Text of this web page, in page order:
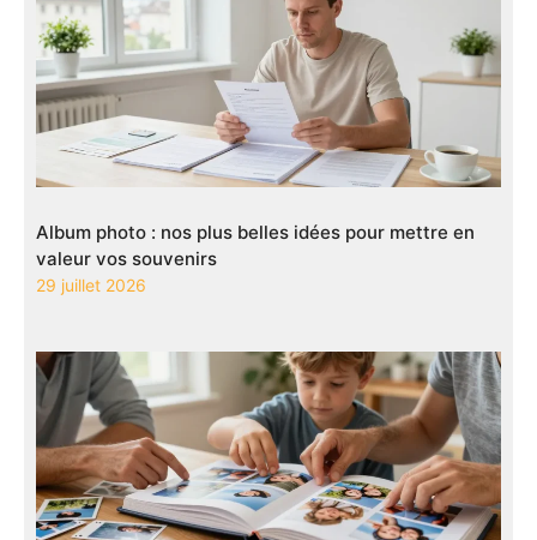
Album photo : nos plus belles idées pour mettre en
valeur vos souvenirs
29 juillet 2026